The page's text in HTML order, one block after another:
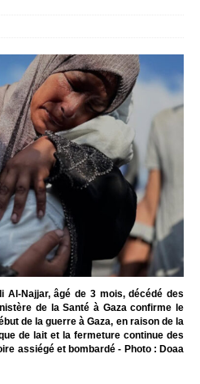
Al-Najjar, âgé de 3 mois, décédé des
de la Santé à Gaza confirme le
de la guerre à Gaza, en raison de la
de lait et la fermeture continue des
assiégé et bombardé - Photo : Doaa